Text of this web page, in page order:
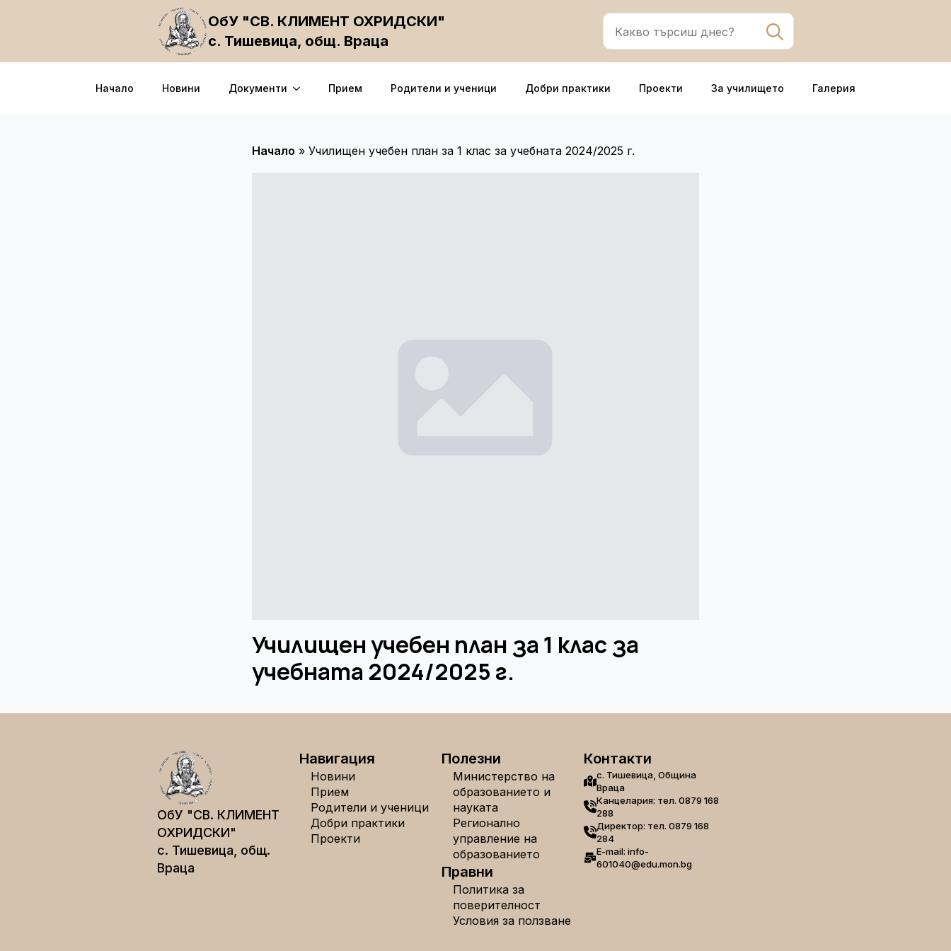
ОбУ "СВ. КЛИМЕНТ ОХРИДСКИ"
с. Тишевица, общ. Враца
Search
Начало Новини Документи Прием Родители и ученици Добри практики Проекти За училището Галерия
Начало » Училищен учебен план за 1 клас за учебната 2024/2025 г.
Училищен учебен план за 1 клас за
учебната 2024/2025 г.
ОбУ "СВ. КЛИМЕНТ
ОХРИДСКИ"
с. Тишевица, общ.
Враца
Навигация
Новини
Прием
Родители и ученици
Добри практики
Проекти
Полезни
Министерство на
образованието и
науката
Регионално
управление на
образованието
Правни
Политика за
поверителност
Условия за ползване
Контакти
с. Тишевица, Община
Враца
Канцелария: тел. 0879 168
288
Директор: тел. 0879 168
284
E-mail: info-
601040@edu.mon.bg